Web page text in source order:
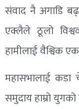
संवाद नै अगाडि
एक्लैले ठूलो
हामीलाई वैश्विक
महासभालाई कडा
समुदाय हाम्रो